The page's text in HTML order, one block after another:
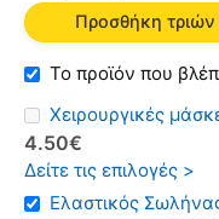
Προσθήκη τριών
Χειρουργικές
4 50€
Δείτε τις επιλογές >
Ελαστικός